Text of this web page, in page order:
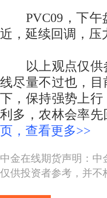
PVC09，下午
近，延续回调，压
以上观点仅供
线尽量不过也，
下，保持强势上
利多，农林会率
页，查看更多>>
中金在线期货声明：
仅供投资者参考，并